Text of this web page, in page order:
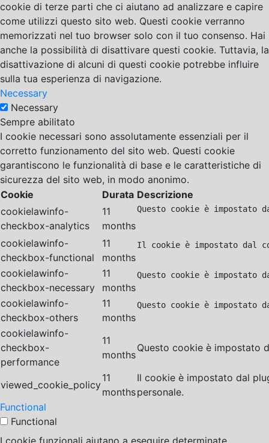
cookie di terze parti che ci aiutano ad analizzare e capire
come utilizzi questo sito web. Questi cookie verranno
memorizzati nel tuo browser solo con il tuo consenso. Hai
anche la possibilità di disattivare questi cookie. Tuttavia, la
disattivazione di alcuni di questi cookie potrebbe influire
sulla tua esperienza di navigazione.
Necessary
Necessary
Sempre abilitato
I cookie necessari sono assolutamente essenziali per il
corretto funzionamento del sito web. Questi cookie
garantiscono le funzionalità di base e le caratteristiche di
sicurezza del sito web, in modo anonimo.
Cookie
Durata Descrizione
cookielawinfo-
checkbox-analytics
11
months
Questo cookie è
cookielawinfo-
checkbox-functional
11
months
Il cookie è impostato dal
cookielawinfo-
checkbox-necessary
11
months
Questo cookie è impostato
cookielawinfo-
checkbox-others
11
months
Questo cookie è
cookielawinfo-
checkbox-
performance
11
months
Questo cookie è impostato
viewed_cookie_policy
11
months
Il cookie è impostato dal
personale.
Functional
Functional
I cookie funzionali aiutano a eseguire determinate